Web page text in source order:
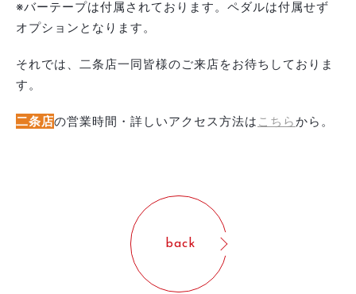
※バーテープは付属されております。ペダルは付属せず
オプションとなります。
それでは、二条店一同皆様のご来店をお待ちしておりま
す。
二条店の営業時間・詳しいアクセス方法は こちらから。
back